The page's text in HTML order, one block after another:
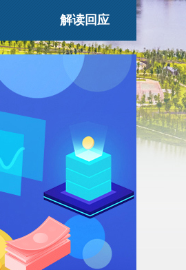
解读回应